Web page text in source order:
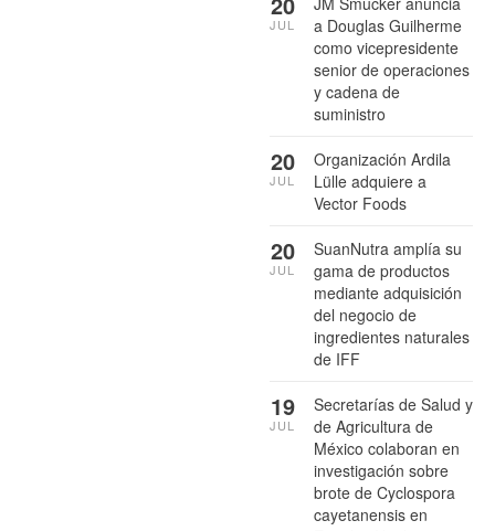
a Douglas Guilherme
como vicepresidente
senior de operaciones
y cadena de
suministro
JUL
Organización Ardila
Lülle adquiere a
Vector Foods
20
JUL
SuanNutra amplía su
gama de productos
mediante adquisición
del negocio de
ingredientes naturales
de IFF
20
JUL
Secretarías de Salud y
de Agricultura de
México colaboran en
investigación sobre
brote de Cyclospora
cayetanensis en
19
JUL